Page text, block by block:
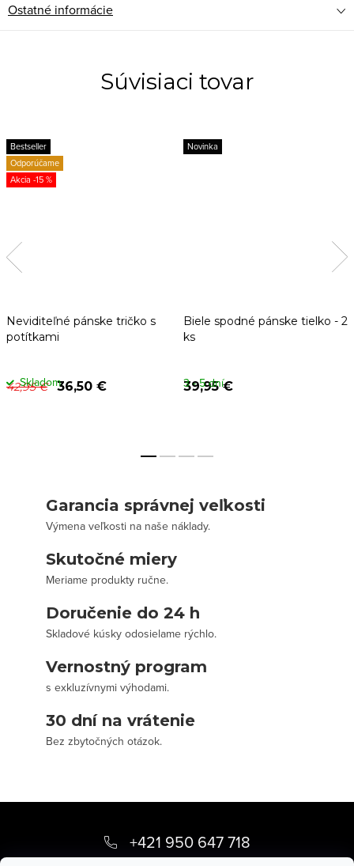
Ostatné informácie
Súvisiaci tovar
Bestseller
Odporúčame
-15 %
Neviditeľné pánske tričko s
potítkami
42,95 € 36,50 €
Skladom
Novinka
Biele spodné pánske tielko - 2
ks
39,95 €
3 - 5 dní
Garancia správnej veľkosti
Výmena veľkosti na naše náklady.
Skutočné miery
Meriame produkty ručne.
Doručenie do 24 h
Skladové kúsky odosielame rýchlo.
Vernostný program
s exkluzívnymi výhodami.
30 dní na vrátenie
Bez zbytočných otázok.
+421 950 647 718